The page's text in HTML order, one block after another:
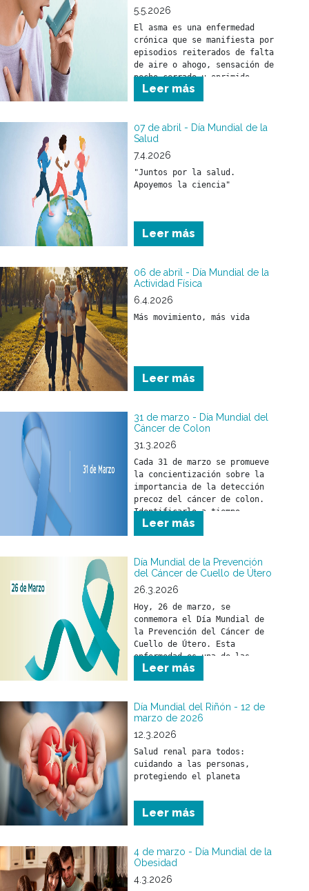
5.5.2026
El asma es una enfermedad
crónica que se manifiesta por
episodios reiterados de falta
de aire o ahogo, sensación de
pecho cerrado u oprimido,
silbidos en el pecho
(sibilancias) o presencia de
obstrucción al paso del aire
por la vía respiratoria.
Leer más
07 de abril - Día Mundial de la
Salud
7.4.2026
"Juntos por la salud.
Leer más
06 de abril - Día Mundial de la
Actividad Física
6.4.2026
Más movimiento, más vida
Leer más
31 de marzo - Día Mundial del
Cáncer de Colon
31.3.2026
Cada 31 de marzo se promueve
la concientización sobre la
importancia de la detección
precoz del cáncer de colon.
Identificarlo a tiempo
permite iniciar un
tratamiento oportuno y
salud.
Leer más
Día Mundial de la Prevención
del Cáncer de Cuello de Útero
26.3.2026
Hoy, 26 de marzo, se
conmemora el Día Mundial de
la Prevención del Cáncer de
Cuello de Útero. Esta
enfermedad es una de las
pocas que pueden prevenirse
si se toman medidas a tiempo.
Leer más
Día Mundial del Riñón - 12 de
marzo de 2026
12.3.2026
Salud renal para todos:
cuidando a las personas,
protegiendo el planeta
Leer más
4 de marzo - Día Mundial de la
Obesidad
4.3.2026